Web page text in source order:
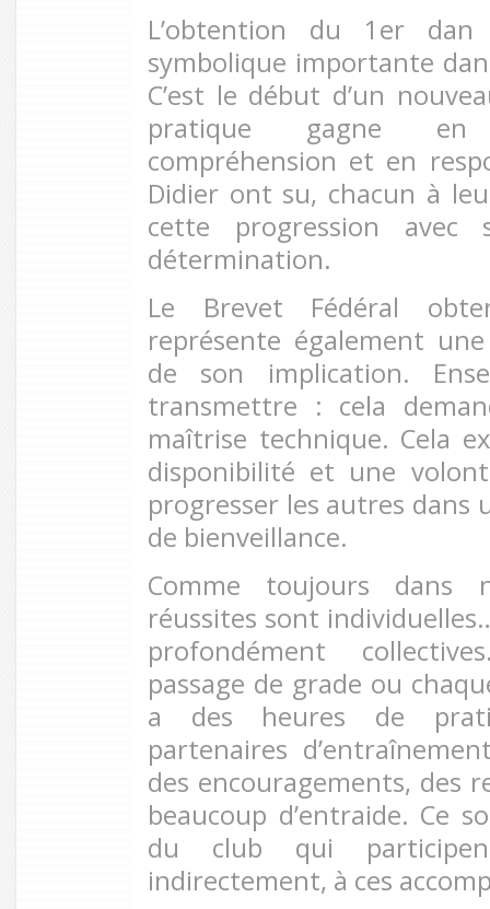
L’obtention du 1er
symbolique importante
C’est le début d’un
pratique gagne
compréhension et en
Didier ont su, chacun à
cette progression avec
détermination.
Le Brevet Fédéral
représente également
de son implication.
transmettre : cela
maîtrise technique. Cela
disponibilité et une
progresser les autres dans
de bienveillance.
Comme toujours dans
réussites sont
profondément
passage de grade ou
a des heures de
partenaires
des encouragements, des
beaucoup d’entraide. Ce
du club qui
indirectement, à ces